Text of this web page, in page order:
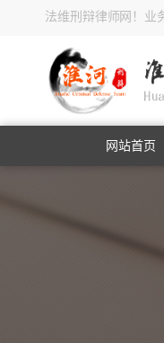
法维刑辩律师网！业
网站首页